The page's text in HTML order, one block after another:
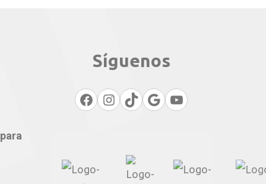
Síguenos
Facebook
Instagram
TikTok
GoogleYouTube